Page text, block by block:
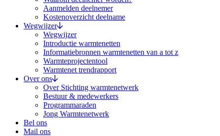
Aanmelden deelnemer
Kostenoverzicht deelname
Wegwijzer
Wegwijzer
Introductie warmtenetten
Informatiebronnen warmtenetten van a tot z
Warmteprojectentool
Warmtenet trendrapport
Over ons
Over Stichting warmtenetwerk
Bestuur & medewerkers
Programmaraden
Jong Warmtenetwerk
Bel ons
Mail ons